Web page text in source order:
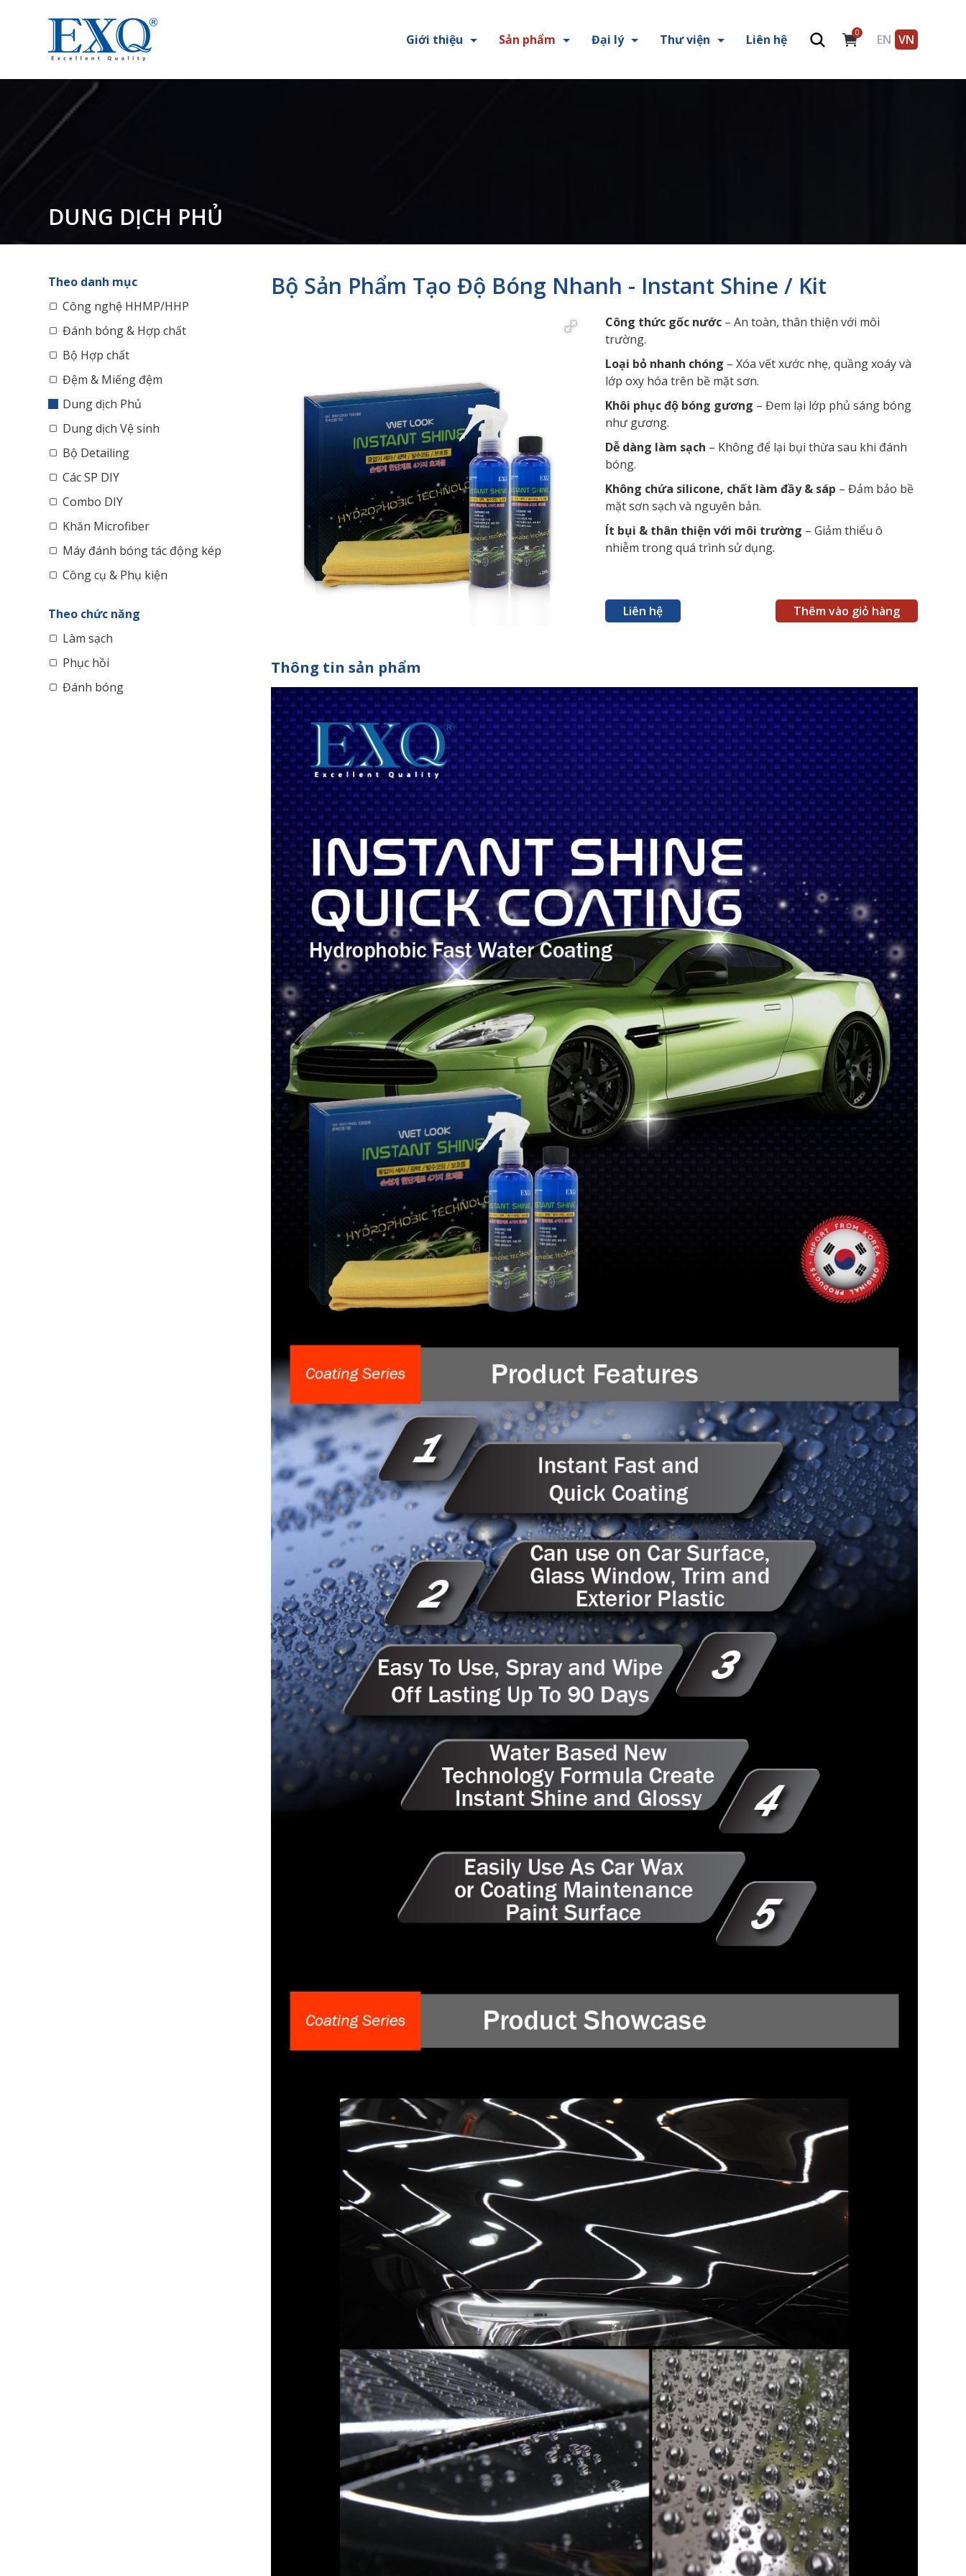
Giới thiệu Sản phẩm Đại lý Thư viện Liên hệ 0 EN VN
DUNG DỊCH PHỦ
Theo danh mục
Công nghệ HHMP/HHP
Đánh bóng & Hợp chất
Bộ Hợp chất
Đệm & Miếng đệm
Dung dịch Phủ
Dung dịch Vệ sinh
Bộ Detailing
Các SP DIY
Combo DIY
Khăn Microfiber
Máy đánh bóng tác động kép
Công cụ & Phụ kiện
Theo chức năng
Làm sạch
Phục hồi
Đánh bóng
Bộ Sản Phẩm Tạo Độ Bóng Nhanh - Instant Shine / Kit
Công thức gốc nước – An toàn, thân thiện với môi
trường.
Loại bỏ nhanh chóng – Xóa vết xước nhẹ, quầng xoáy và
lớp oxy hóa trên bề mặt sơn.
Khôi phục độ bóng gương – Đem lại lớp phủ sáng bóng
như gương.
Dễ dàng làm sạch – Không để lại bụi thừa sau khi đánh
bóng.
Không chứa silicone, chất làm đầy & sáp – Đảm bảo bề
mặt sơn sạch và nguyên bản.
Ít bụi & thân thiện với môi trường – Giảm thiểu ô
nhiễm trong quá trình sử dụng.
Liên hệ Thêm vào giỏ hàng
Thông tin sản phẩm